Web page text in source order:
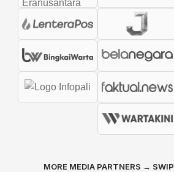
MORE MEDIA PARTNERS →